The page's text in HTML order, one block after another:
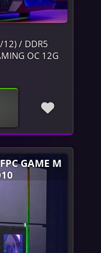
/ DDR5
OC 12G
GAME M